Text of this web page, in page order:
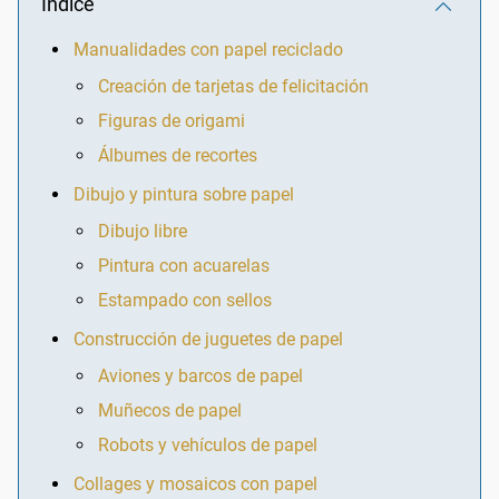
Manualidades con papel reciclado
Creación de tarjetas de felicitación
Figuras de origami
Álbumes de recortes
Dibujo y pintura sobre papel
Dibujo libre
Pintura con acuarelas
Estampado con sellos
Construcción de juguetes de papel
Aviones y barcos de papel
Muñecos de papel
Robots y vehículos de papel
Collages y mosaicos con papel